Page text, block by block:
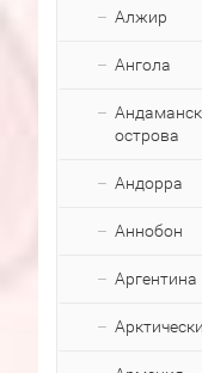
Алжир
Ангола
острова
Андорра
Аннобон
Аргентина